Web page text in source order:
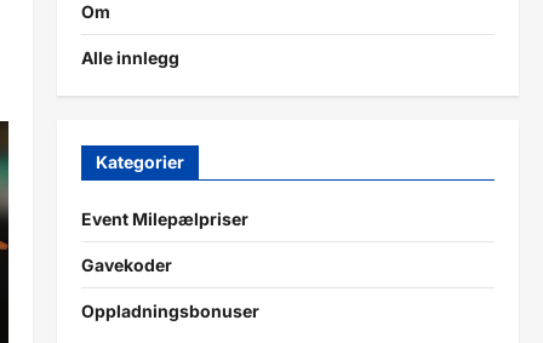
Om
Alle innlegg
Kategorier
Event Milepælpriser
Gavekoder
Oppladningsbonuser